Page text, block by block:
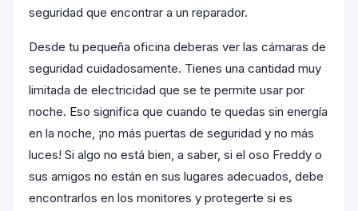
seguridad que encontrar a un reparador.
Desde tu pequeña oficina deberas ver las cámaras de
seguridad cuidadosamente. Tienes una cantidad muy
limitada de electricidad que se te permite usar por
noche. Eso significa que cuando te quedas sin energía
en la noche, ¡no más puertas de seguridad y no más
luces! Si algo no está bien, a saber, si el oso Freddy o
sus amigos no están en sus lugares adecuados, debe
encontrarlos en los monitores y protegerte si es